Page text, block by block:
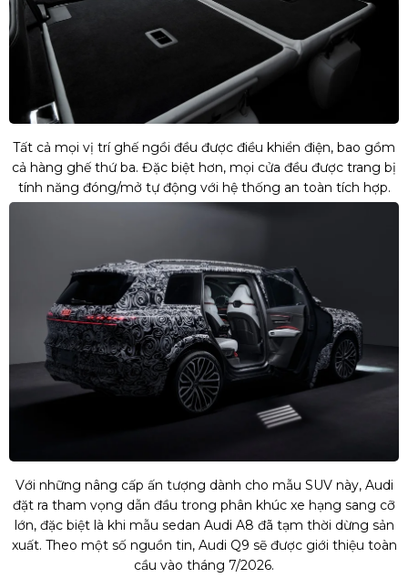
Tất cả mọi vị trí ghế ngồi đều được điều khiển điện, bao gồm
cả hàng ghế thứ ba. Đặc biệt hơn, mọi cửa đều được trang bị
tính năng đóng/mở tự động với hệ thống an toàn tích hợp.
Với những nâng cấp ấn tượng dành cho mẫu SUV này, Audi
đặt ra tham vọng dẫn đầu trong phân khúc xe hạng sang cỡ
lớn, đặc biệt là khi mẫu sedan Audi A8 đã tạm thời dừng sản
xuất. Theo một số nguồn tin, Audi Q9 sẽ được giới thiệu toàn
cầu vào tháng 7/2026.